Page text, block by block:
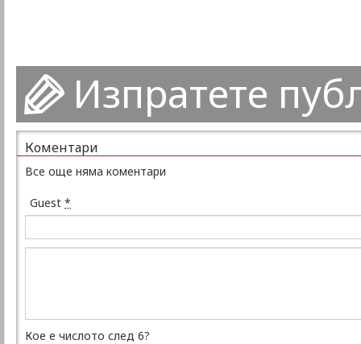
Изпратете
Коментари
Все още няма коментари
Guest *
Кое е числото след 6?